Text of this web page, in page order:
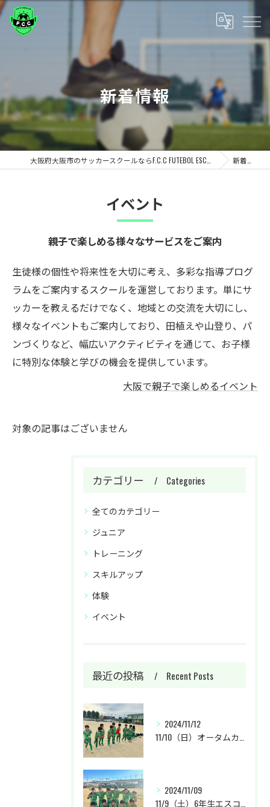
新着情報
新着情報
イベント
親子で楽しめる様々なサービスをご案内
生徒様の個性や将来性を大切に考え、多彩な指導プログ
ラムをご案内するスクールを運営しております。単にサ
ッカーを教えるだけでなく、地域との交流を大切にし、
様々なイベントもご案内しており、田植えや山登り、パ
ンづくりなど、幅広いアクティビティを通じて、お子様
に特別な体験と学びの機会を提供しています。
大阪で親子で楽しめるイベント
対象の記事はございません
カテゴリー Categories
全てのカテゴリー
ジュニア
トレーニング
スキルアップ
体験
イベント
最近の投稿 Recent Posts
2024/11/12
2024/11/09